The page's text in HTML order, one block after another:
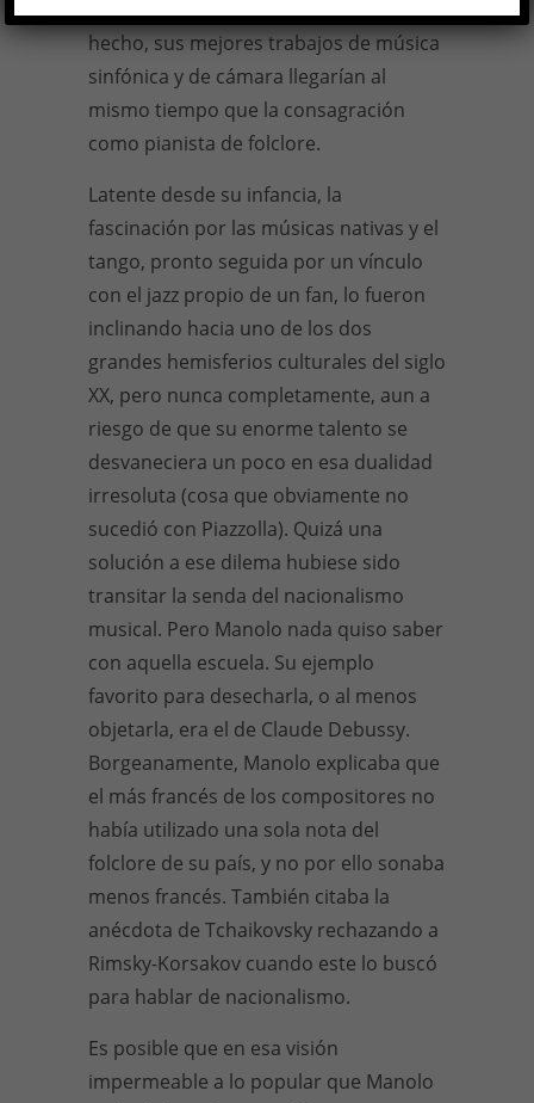
pero sin obturarla completamente. De
hecho, sus mejores trabajos de música
sinfónica y de cámara llegarían al
mismo tiempo que la consagración
como pianista de folclore.
Latente desde su infancia, la
fascinación por las músicas nativas y el
tango, pronto seguida por un vínculo
con el jazz propio de un fan, lo fueron
inclinando hacia uno de los dos
grandes hemisferios culturales del siglo
XX, pero nunca completamente, aun a
riesgo de que su enorme talento se
desvaneciera un poco en esa dualidad
irresoluta (cosa que obviamente no
sucedió con Piazzolla). Quizá una
solución a ese dilema hubiese sido
transitar la senda del nacionalismo
musical. Pero Manolo nada quiso saber
con aquella escuela. Su ejemplo
favorito para desecharla, o al menos
objetarla, era el de Claude Debussy.
Borgeanamente, Manolo explicaba que
el más francés de los compositores no
había utilizado una sola nota del
folclore de su país, y no por ello sonaba
menos francés. También citaba la
anécdota de Tchaikovsky rechazando a
Rimsky-Korsakov cuando este lo buscó
para hablar de nacionalismo.
Es posible que en esa visión
impermeable a lo popular que Manolo